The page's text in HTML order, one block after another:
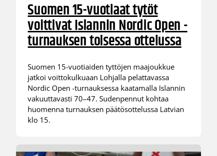
Suomen 15-vuotiaat tytöt
voittivat Islannin Nordic Open -
turnauksen toisessa ottelussa
Suomen 15-vuotiaiden tyttöjen maajoukkue
jatkoi voittokulkuaan Lohjalla pelattavassa
Nordic Open -turnauksessa kaatamalla Islannin
vakuuttavasti 70–47. Sudenpennut kohtaa
huomenna turnauksen päätösottelussa Latvian
klo 15.